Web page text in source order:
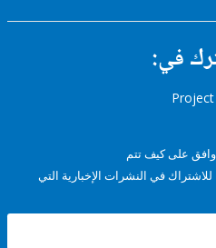
كيف تتم
في النشرات الإخبارية التي